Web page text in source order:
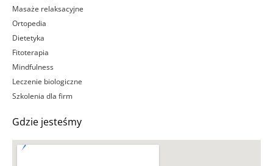
Masaże relaksacyjne
Ortopedia
Dietetyka
Fitoterapia
Mindfulness
Leczenie biologiczne
Szkolenia dla firm
Gdzie jesteśmy